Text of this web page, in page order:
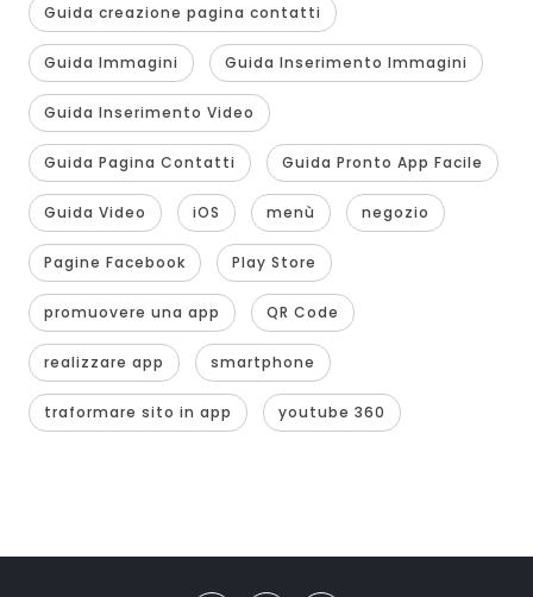
Guida creazione pagina contatti
Guida Immagini Guida Inserimento Immagini
Guida Inserimento Video
Guida Pagina Contatti Guida Pronto App Facile
Guida Video iOS menù negozio
Pagine Facebook Play Store
promuovere una app QR Code
realizzare app smartphone
traformare sito in app youtube 360